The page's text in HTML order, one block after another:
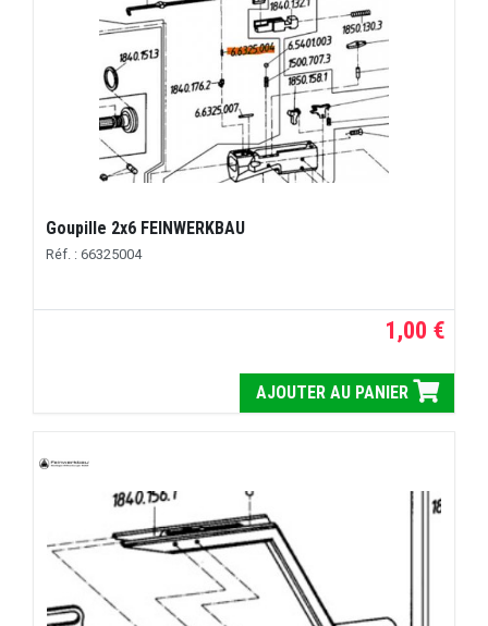
Goupille 2x6 FEINWERKBAU
Réf. : 66325004
1,00 €
AJOUTER AU PANIER